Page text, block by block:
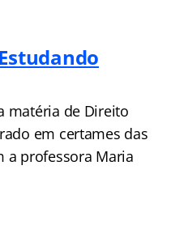
matéria de Direito
em certames das
a professora Maria